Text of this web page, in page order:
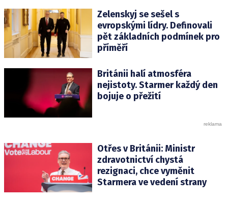
Zelenskyj se sešel s
evropskými lídry. Definovali
pět základních podmínek pro
příměří
Británii halí atmosféra
nejistoty. Starmer každý den
bojuje o přežití
Otřes v Británii: Ministr
zdravotnictví chystá
rezignaci, chce vyměnit
Starmera ve vedení strany